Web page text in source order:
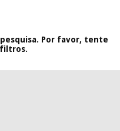
Por favor, tente